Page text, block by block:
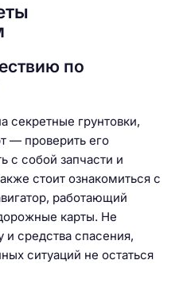
по
секретные грунтовки,
— проверить его
с собой запчасти и
стоит ознакомиться с
работающий
карты. Не
и средства спасения,
ситуаций не остаться